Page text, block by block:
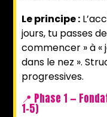
Le principe :
jours, tu passes
commencer » à «
dans le nez ».
progressives.
📍 Phase 1 —
1-5)